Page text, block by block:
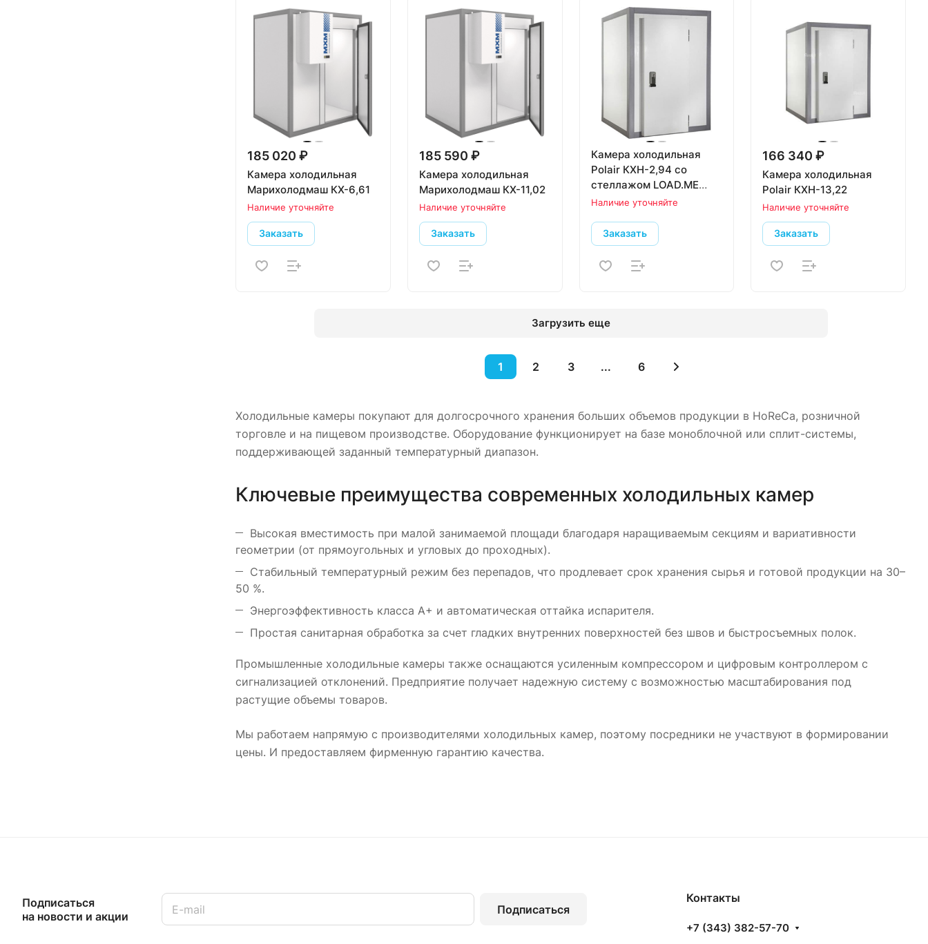
185 020 ₽
Камера холодильная
Марихолодмаш КХ-6,61
Наличие уточняйте
Заказать
185 590 ₽
Камера холодильная
Марихолодмаш КХ-11,02
Наличие уточняйте
Заказать
Камера холодильная
Polair КХН-2,94 со
стеллажом LOAD.ME
POLY 3 яруса,
Наличие уточняйте
Заказать
166 340 ₽
Камера холодильная
Polair КХН-13,22
Наличие уточняйте
Заказать
Загрузить еще
1 2 3 ... 6
Холодильные камеры покупают для долгосрочного хранения больших объемов продукции в HoReCa, розничной
торговле и на пищевом производстве. Оборудование функционирует на базе моноблочной или сплит-системы,
поддерживающей заданный температурный диапазон.
Ключевые преимущества современных холодильных камер
Высокая вместимость при малой занимаемой площади благодаря наращиваемым секциям и вариативности
геометрии (от прямоугольных и угловых до проходных).
Стабильный температурный режим без перепадов, что продлевает срок хранения сырья и готовой продукции на 30–
50 %.
Энергоэффективность класса A+ и автоматическая оттайка испарителя.
Простая санитарная обработка за счет гладких внутренних поверхностей без швов и быстросъемных полок.
Промышленные холодильные камеры также оснащаются усиленным компрессором и цифровым контроллером с
сигнализацией отклонений. Предприятие получает надежную систему с возможностью масштабирования под
растущие объемы товаров.
Мы работаем напрямую с производителями холодильных камер, поэтому посредники не участвуют в формировании
цены. И предоставляем фирменную гарантию качества.
Подписаться
на новости и акции
Подписаться
Контакты
+7 (343) 382-57-70